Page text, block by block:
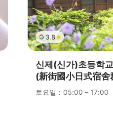
3.8
신제(신가)초등학
(新街國小日式宿舍
토요일：05:00 – 17:00